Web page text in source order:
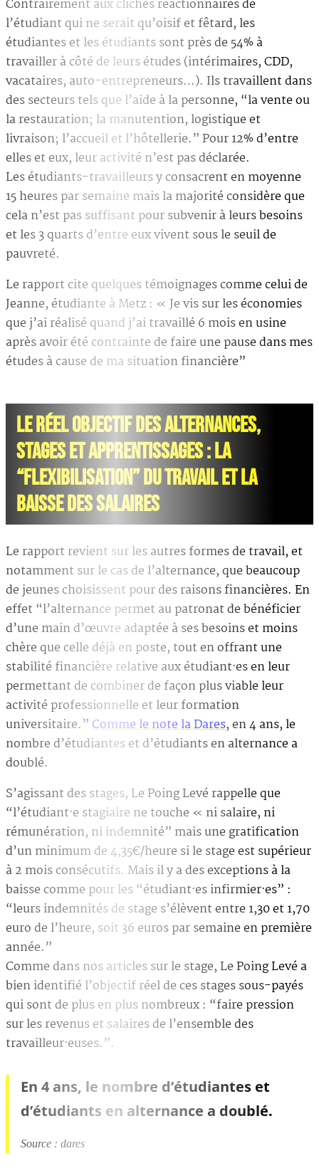
Contrairement aux clichés réactionnaires de
l’étudiant qui ne serait qu’oisif et fêtard, les
étudiantes et les étudiants sont près de 54% à
travailler à côté de leurs études (intérimaires, CDD,
vacataires, auto-entrepreneurs…). Ils travaillent dans
des secteurs tels que l’aide à la personne, “la vente ou
la restauration; la manutention, logistique et
livraison; l’accueil et l’hôtellerie.” Pour 12% d’entre
elles et eux, leur activité n’est pas déclarée.
Les étudiants-travailleurs y consacrent en moyenne
15 heures par semaine mais la majorité considère que
cela n’est pas suffisant pour subvenir à leurs besoins
et les 3 quarts d’entre eux vivent sous le seuil de
pauvreté.
Le rapport cite quelques témoignages comme celui de
Jeanne, étudiante à Metz : « Je vis sur les économies
que j’ai réalisé quand j’ai travaillé 6 mois en usine
après avoir été contrainte de faire une pause dans mes
études à cause de ma situation financière”
LE RÉEL OBJECTIF DES ALTERNANCES,
STAGES ET APPRENTISSAGES : LA
“FLEXIBILISATION” DU TRAVAIL ET LA
BAISSE DES SALAIRES
Le rapport revient sur les autres formes de travail, et
notamment sur le cas de l’alternance, que beaucoup
de jeunes choisissent pour des raisons financières. En
effet “l’alternance permet au patronat de bénéficier
d’une main d’œuvre adaptée à ses besoins et moins
chère que celle déjà en poste, tout en offrant une
stabilité financière relative aux étudiant·es en leur
permettant de combiner de façon plus viable leur
activité professionnelle et leur formation
universitaire.”Comme le note la Dares, en 4 ans, le
nombre d’étudiantes et d’étudiants en alternance a
doublé.
S’agissant des stages, Le Poing Levé rappelle que
“l’étudiant·e stagiaire ne touche « ni salaire, ni
rémunération, ni indemnité” mais une gratification
d’un minimum de 4,35€/heure si le stage est supérieur
à 2 mois consécutifs. Mais il y a des exceptions à la
baisse comme pour les “étudiant·es infirmier·es” :
“leurs indemnités de stage s’élèvent entre 1,30 et 1,70
euro de l’heure, soit 36 euros par semaine en première
année.”
Comme dans nos articles sur le stage, Le Poing Levé a
bien identifié l’objectif réel de ces stages sous-payés
qui sont de plus en plus nombreux : “faire pression
sur les revenus et salaires de l’ensemble des
travailleur·euses.”.
En 4 ans, le nombre d’étudiantes et
d’étudiants en alternance a doublé.
Source : dares